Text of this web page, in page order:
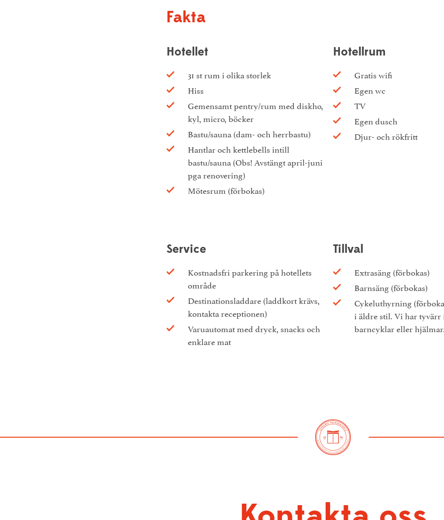
Fakta
Hotellet
31 st rum i olika storlek
Hiss
Gemensamt pentry/rum med diskho,
kyl, micro, böcker
Bastu/sauna (dam- och herrbastu)
Hantlar och kettlebells intill
bastu/sauna (Obs! Avstängt april-juni
pga renovering)
Mötesrum (förbokas)
Hotellrum
Gratis wifi
Egen wc
TV
Egen dusch
Djur- och rökfritt
Service
Kostnadsfri parkering på hotellets
område
Destinationsladdare (laddkort krävs,
kontakta receptionen)
Varuautomat med dryck, snacks och
enklare mat
Tillval
Extrasäng (förbokas)
Barnsäng (förbokas)
Cykeluthyrning
i äldre stil. Vi har tyvärr
barncyklar eller